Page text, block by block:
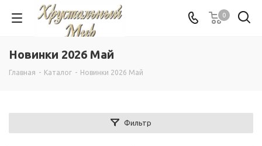
0
Новинки 2026 Май
Главная - Каталог - Новинки 2026 Май
Фильтр